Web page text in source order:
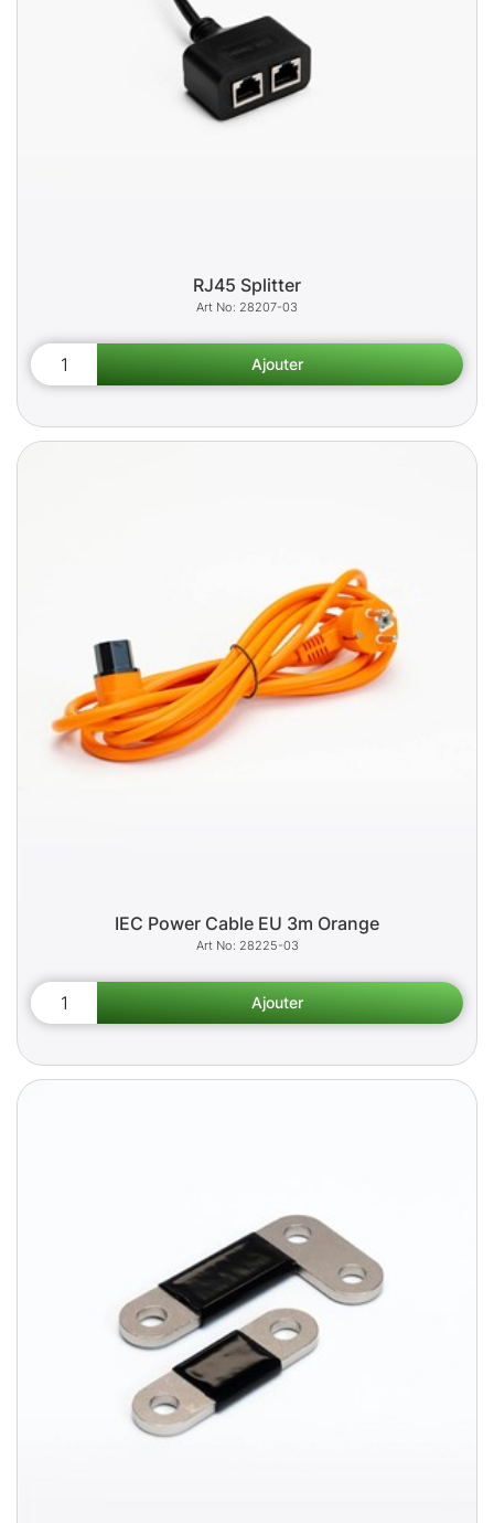
RJ45 Splitter
28207-03
IEC Power Cable EU 3m Orange
28225-03